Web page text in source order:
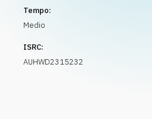
Tempo:
Medio
ISRC:
AUHWD2315232